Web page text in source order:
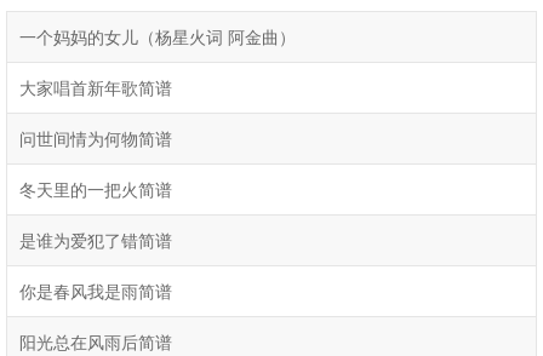
一个妈妈的女儿（杨星火词 阿金曲）
大家唱首新年歌简谱
问世间情为何物简谱
冬天里的一把火简谱
是谁为爱犯了错简谱
你是春风我是雨简谱
阳光总在风雨后简谱